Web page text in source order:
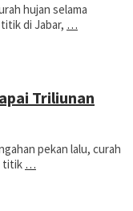
hujan selama
di Jabar, …
Triliunan
pekan lalu, curah
titik …